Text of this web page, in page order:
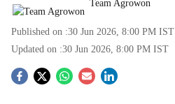
Team Agrowon
Published on :30 Jun 2026, 8:00 PM IST
Updated on :30 Jun 2026, 8:00 PM IST
S